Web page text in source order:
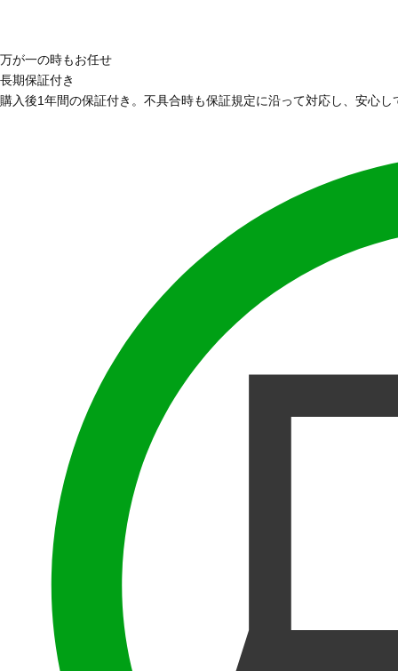
万が一の時もお任せ
長期保証付き
購入後1年間の保証付き。不具合時も保証規定に沿って対応し、安心